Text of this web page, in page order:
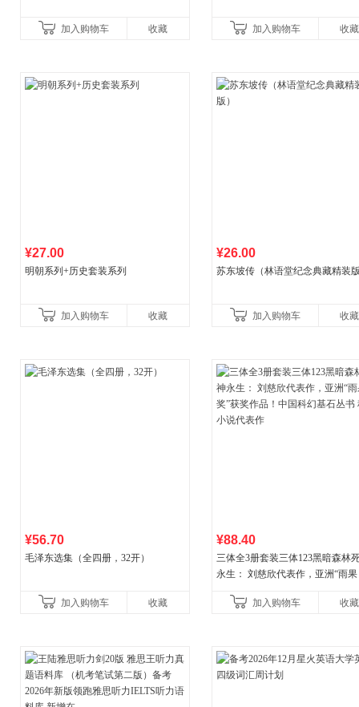
加入购物车 收藏 加入购物车 收藏
¥27.00
明朝系列+历史套装系列
加入购物车 收藏
¥26.00
苏东坡传（林语堂纪念典藏精装
加入购物车 收藏
¥56.70
毛泽东选集（全四册，32开）
加入购物车 收藏
¥88.40
三体全3册套装三体123黑暗森林
永生： 刘慈欣代表作，亚洲“雨果
小说代表作加入购物车 收藏